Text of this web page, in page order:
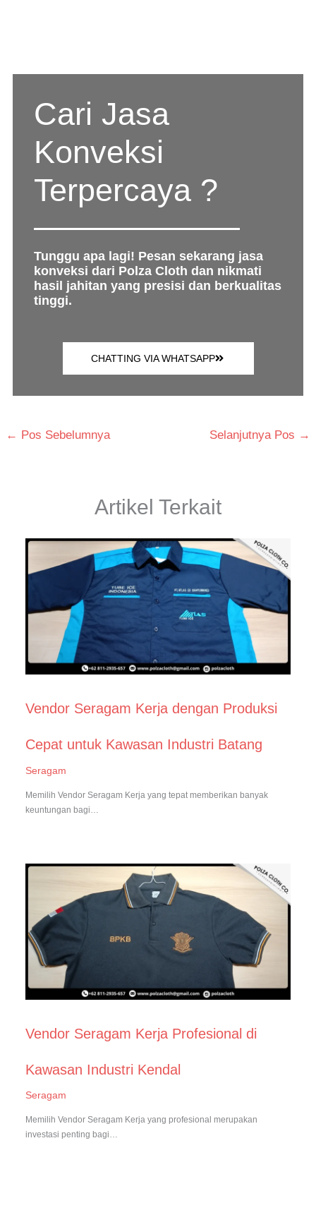
Cari Jasa
Konveksi
Terpercaya ?
Tunggu apa lagi! Pesan sekarang jasa
konveksi dari Polza Cloth dan nikmati
hasil jahitan yang presisi dan berkualitas
tinggi.
CHATTING VIA WHATSAPP
← Pos Sebelumnya Selanjutnya Pos →
Artikel Terkait
Vendor Seragam Kerja dengan Produksi
Cepat untuk Kawasan Industri Batang
Seragam
Memilih Vendor Seragam Kerja yang tepat memberikan banyak
keuntungan bagi…
Vendor Seragam Kerja Profesional di
Kawasan Industri Kendal
Seragam
Memilih Vendor Seragam Kerja yang profesional merupakan
investasi penting bagi…